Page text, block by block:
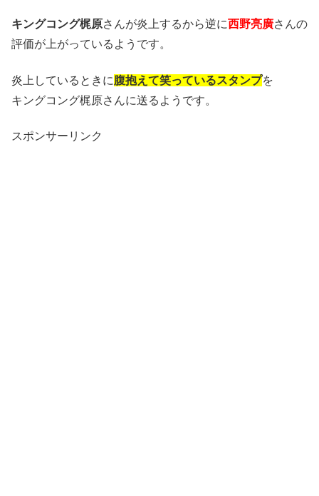
キングコング梶原さんが炎上するから逆に西野亮廣さんの
評価が上がっているようです。
炎上しているときに腹抱えて笑っているスタンプを
キングコング梶原さんに送るようです。
スポンサーリンク